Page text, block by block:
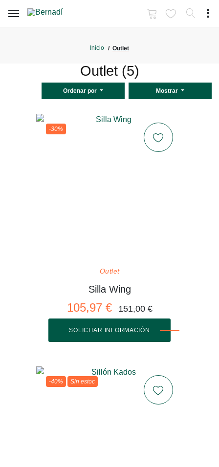
Inicio Outlet
Outlet (5)
Ordenar por Mostrar
-30%
Outlet
Silla Wing
105,97 € 151,00 €
SOLICITAR INFORMACIÓN
-40% Sin estoc